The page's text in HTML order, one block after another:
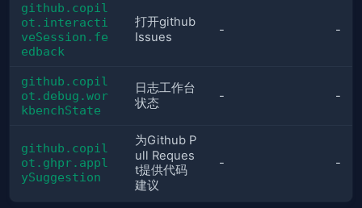
github.copil
ot.interacti
veSession.fe
edback
打开github
Issues
- -
github.copil
ot.debug.wor
kbenchState
日志工作台
状态
- -
github.copil
ot.ghpr.appl
ySuggestion
为Github P
ull Reques
t提供代码
建议
- -